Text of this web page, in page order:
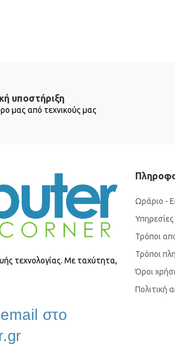
υποστήριξη
μας από τεχνικούς μας
τεχνολογίας. Με ταχύτητα,
στο
Ωράριο -
Τρόποι
Τρόποι
Όροι
Πολιτική